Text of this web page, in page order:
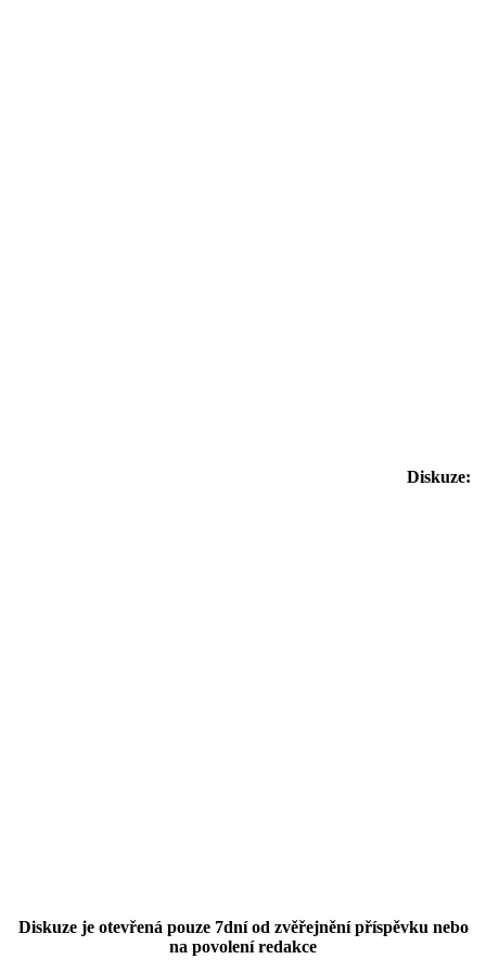
Diskuze:
Diskuze je otevřená pouze 7dní od zvěřejnění příspěvku nebo
na povolení redakce